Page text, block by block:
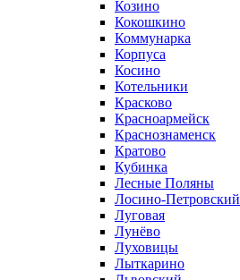
Козино
Кокошкино
Коммунарка
Корпуса
Косино
Котельники
Красково
Красноармейск
Краснознаменск
Кратово
Кубинка
Лесные Поляны
Лосино-Петровский
Луговая
Лунёво
Луховицы
Лыткарино